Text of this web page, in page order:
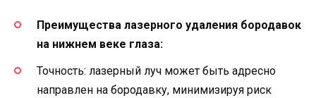
Преимущества лазерного удаления бородавок
на нижнем веке глаза:
Точность: лазерный луч может быть адресно
направлен на бородавку, минимизируя риск